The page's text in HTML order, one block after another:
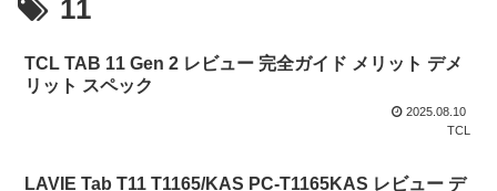
11
TCL TAB 11 Gen 2 レビュー 完全ガイド メリット デメ
リット スペック
2025.08.10
TCL
LAVIE Tab T11 T1165/KAS PC-T1165KAS レビュー デ